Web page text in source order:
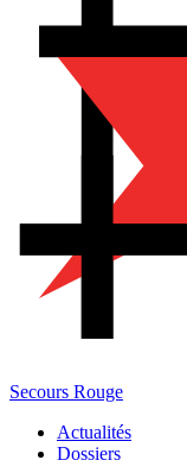
Secours Rouge
Actualités
Dossiers